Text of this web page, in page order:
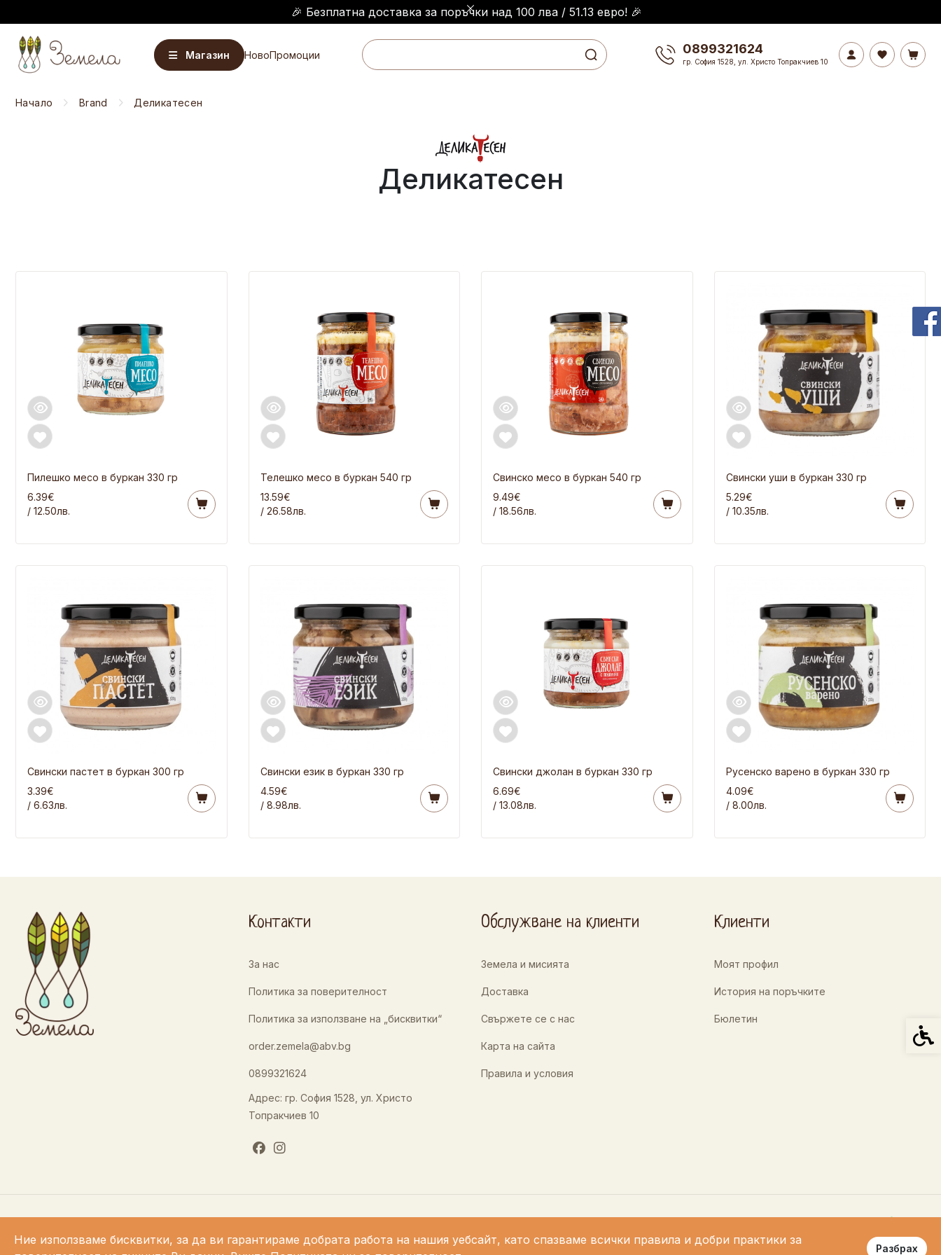
🎉 Безплатна доставка за поръчки над 100 лва / 51.13 евро! 🎉
Магазин НовоПромоции 0899321624
гр. София 1528, ул. Христо Топракчиев 10
Начало Brand Деликатесен
Деликатесен
Пилешко месо в буркан 330 гр
6.39€
/ 12.50лв.
Телешко месо в буркан 540 гр
13.59€
/ 26.58лв.
Свинско месо в буркан 540 гр
9.49€
/ 18.56лв.
Свински уши в буркан 330 гр
5.29€
/ 10.35лв.
Свински пастет в буркан 300 гр
3.39€
/ 6.63лв.
Свински език в буркан 330 гр
4.59€
/ 8.98лв.
Свински джолан в буркан 330 гр
6.69€
/ 13.08лв.
Русенско варено в буркан 330 гр
4.09€
/ 8.00лв.
Ние използваме бисквитки, за да ви гарантираме добрата работа на нашия уебсайт, като спазваме всички правила и добри практики за
Разбрах
Контакти
За нас
Политика за поверителност
Политика за използване на „бисквитки“
order.zemela@abv.bg
0899321624
Адрес: гр. София 1528, ул. Христо
Топракчиев 10
Обслужване на клиенти
Земела и мисията
Доставка
Свържете се с нас
Карта на сайта
Правила и условия
Клиенти
Моят профил
История на поръчките
Бюлетин